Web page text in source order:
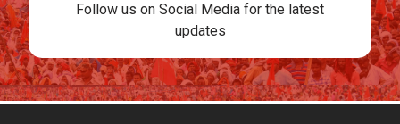
Follow us on Social Media for the latest
updates